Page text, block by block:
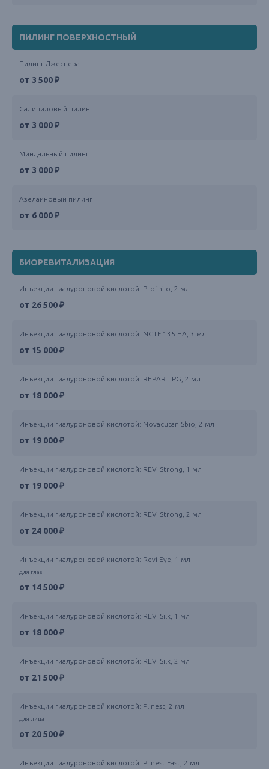
ПИЛИНГ ПОВЕРХНОСТНЫЙ
Пилинг Джеснера
от 3 500 ₽
Салициловый пилинг
от 3 000 ₽
Миндальный пилинг
от 3 000 ₽
Азелаиновый пилинг
от 6 000 ₽
БИОРЕВИТАЛИЗАЦИЯ
Инъекции гиалуроновой кислотой: Profhilo, 2 мл
от 26 500 ₽
Инъекции гиалуроновой кислотой: NCTF 135 HA, 3 мл
от 15 000 ₽
Инъекции гиалуроновой кислотой: REPART PG, 2 мл
от 18 000 ₽
Инъекции гиалуроновой кислотой: Novacutan Sbio, 2 мл
от 19 000 ₽
Инъекции гиалуроновой кислотой: REVI Strong, 1 мл
от 19 000 ₽
Инъекции гиалуроновой кислотой: REVI Strong, 2 мл
от 24 000 ₽
Инъекции гиалуроновой кислотой: Revi Eye, 1 мл
для глаз
от 14 500 ₽
Инъекции гиалуроновой кислотой: REVI Silk, 1 мл
от 18 000 ₽
Инъекции гиалуроновой кислотой: REVI Silk, 2 мл
от 21 500 ₽
Инъекции гиалуроновой кислотой: Plinest, 2 мл
для лица
от 20 500 ₽
Инъекции гиалуроновой кислотой: Plinest Fast, 2 мл